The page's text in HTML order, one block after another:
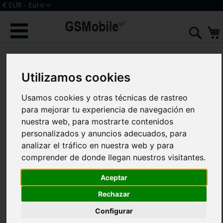
Utilizamos cookies
Usamos cookies y otras técnicas de rastreo
para mejorar tu experiencia de navegación en
nuestra web, para mostrarte contenidos
personalizados y anuncios adecuados, para
analizar el tráfico en nuestra web y para
comprender de donde llegan nuestros visitantes.
Aceptar
Rechazar
Configurar
Ir
al
contenido
Moneda
€ EUR - Euro
al
galería
imágenes